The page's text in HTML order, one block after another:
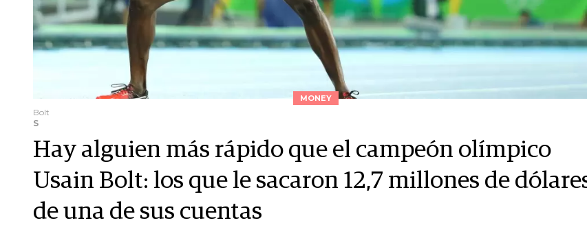
MONEY
Bolt
S
Hay alguien más rápido que el campeón olímpico
Usain Bolt: los que le sacaron 12,7 millones de
de una de sus cuentas